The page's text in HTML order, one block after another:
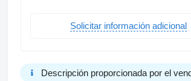
Solicitar información adicional
Descripción proporcionada por el